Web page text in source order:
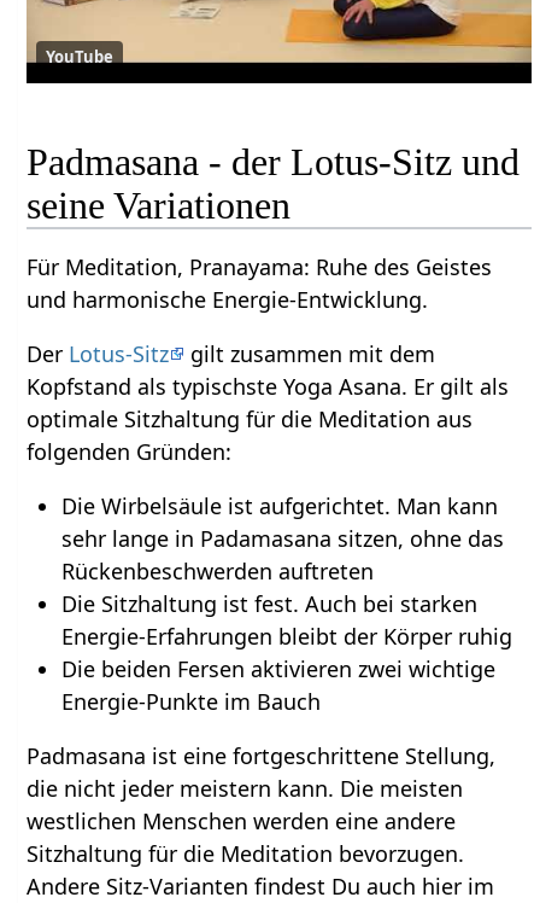
YouTube
Padmasana - der Lotus-Sitz und
seine Variationen
Für Meditation, Pranayama: Ruhe des Geistes
und harmonische Energie-Entwicklung.
Der Lotus-Sitz
gilt zusammen mit dem
Kopfstand als typischste Yoga Asana. Er gilt als
optimale Sitzhaltung für die Meditation aus
folgenden Gründen:
Die Wirbelsäule ist aufgerichtet. Man kann
sehr lange in Padamasana sitzen, ohne das
Rückenbeschwerden auftreten
Die Sitzhaltung ist fest. Auch bei starken
Energie-Erfahrungen bleibt der Körper ruhig
Die beiden Fersen aktivieren zwei wichtige
Energie-Punkte im Bauch
Padmasana ist eine fortgeschrittene Stellung,
die nicht jeder meistern kann. Die meisten
westlichen Menschen werden eine andere
Sitzhaltung für die Meditation bevorzugen.
Andere Sitz-Varianten findest Du auch hier im